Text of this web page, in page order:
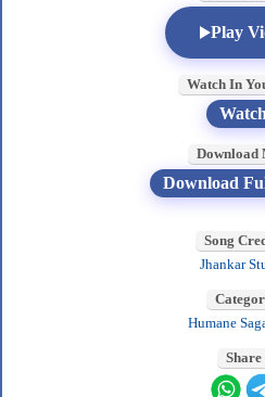
Play
Watch In
Watch
Download
Download
Song
Jhankar
Humane
Share